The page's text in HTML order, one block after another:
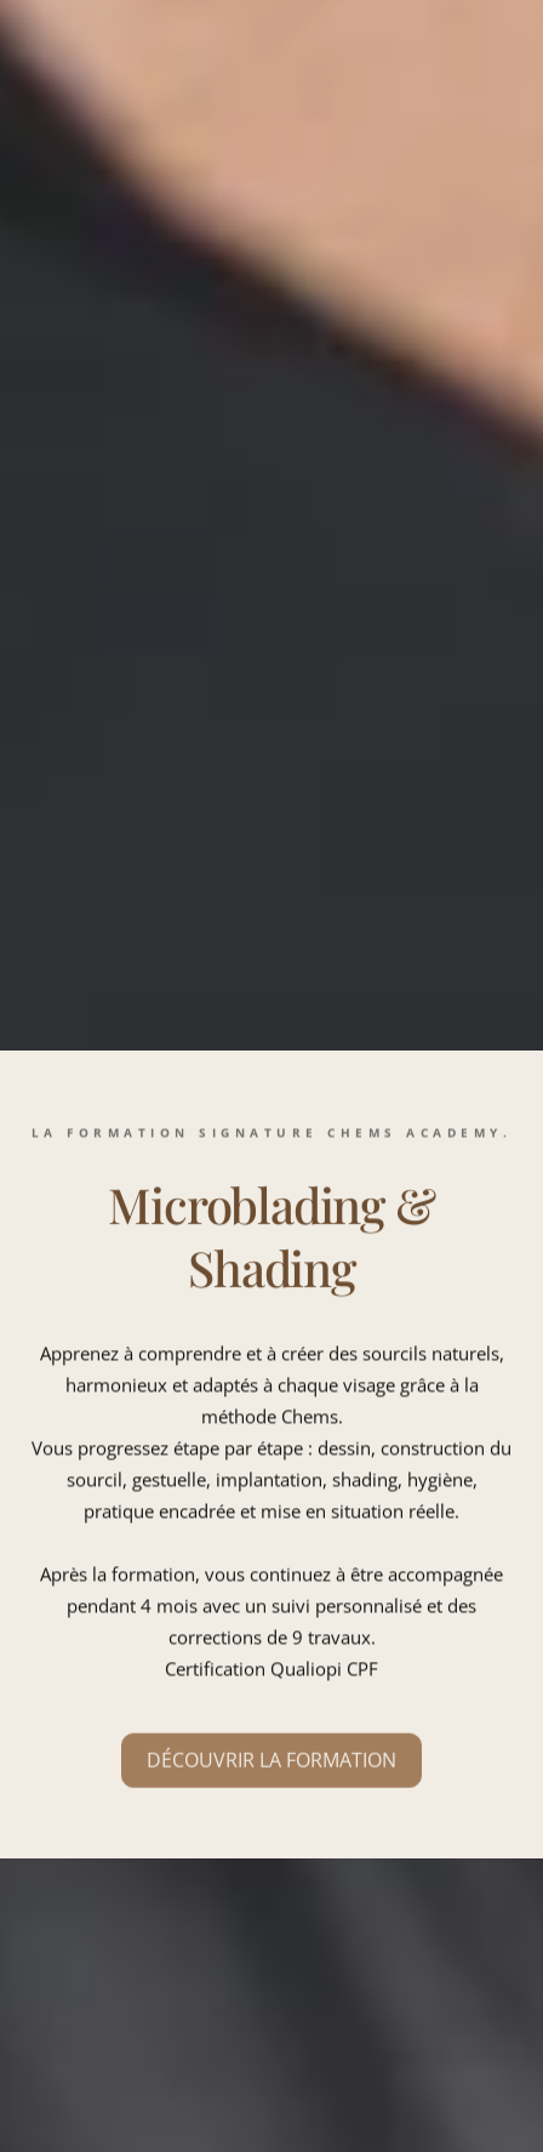
LA FORMATION SIGNATURE CHEMS ACADEMY.
Microblading &
Shading
Apprenez à comprendre et à créer des sourcils naturels,
harmonieux et adaptés à chaque visage grâce à la
méthode Chems.
Vous progressez étape par étape : dessin, construction du
sourcil, gestuelle, implantation, shading, hygiène,
pratique encadrée et mise en situation réelle.
Après la formation, vous continuez à être accompagnée
pendant 4 mois avec un suivi personnalisé et des
corrections de 9 travaux.
Certification Qualiopi CPF
DÉCOUVRIR LA FORMATION